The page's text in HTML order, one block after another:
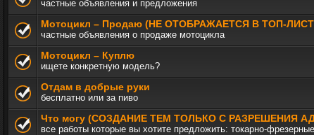
частные объявления и предложения
Мотоцикл – Продаю (НЕ ОТОБРАЖАЕТСЯ В ТОП-
частные объявления о продаже мотоцикла
Мотоцикл – Куплю
ищете конкретную модель?
Отдам в добрые руки
бесплатно или за пиво
Что могу (СОЗДАНИЕ ТЕМ ТОЛЬКО С РАЗРЕШЕНИЯ
все работы которые вы хотите предложить: токарно-